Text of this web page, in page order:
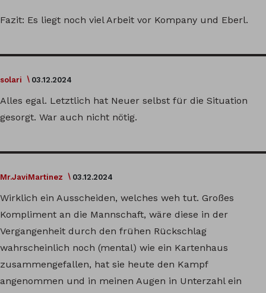
Fazit: Es liegt noch viel Arbeit vor Kompany und Eberl.
solari 03.12.2024
Alles egal. Letztlich hat Neuer selbst für die Situation
gesorgt. War auch nicht nötig.
Mr.JaviMartinez 03.12.2024
Wirklich ein Ausscheiden, welches weh tut. Großes
Kompliment an die Mannschaft, wäre diese in der
Vergangenheit durch den frühen Rückschlag
wahrscheinlich noch (mental) wie ein Kartenhaus
zusammengefallen, hat sie heute den Kampf
angenommen und in meinen Augen in Unterzahl ein